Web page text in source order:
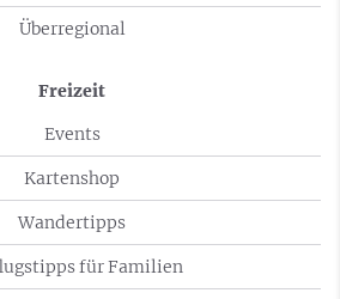
Überregional
Freizeit
Events
Kartenshop
Wandertipps
für Familien